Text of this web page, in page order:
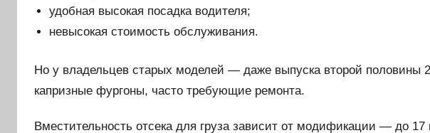
удобная высокая посадка водителя;
невысокая стоимость обслуживания.
Но у владельцев старых моделей — даже выпуска второй половины
капризные фургоны, часто требующие ремонта.
Вместительность отсека для груза зависит от модификации — до 17